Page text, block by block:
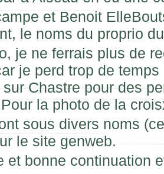
et Benoit
le noms du proprio
je ne ferrais plus de
je perd trop de
Chastre pour des
la photo de la
sous divers noms
le site genweb.
et bonne continuation